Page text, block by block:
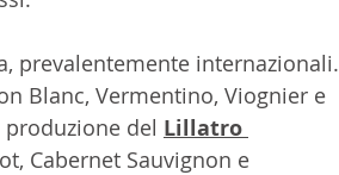
prevalentemente internazionali.
Blanc, Vermentino, Viognier e
del Lillatro
Cabernet Sauvignon e